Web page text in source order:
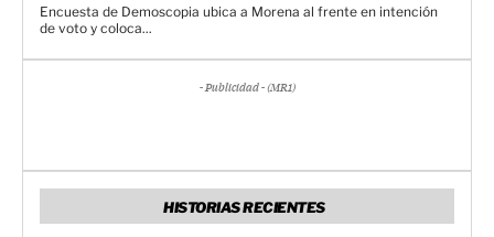
Encuesta de Demoscopia ubica a Morena al frente en intención
de voto y coloca...
- Publicidad - (MR1)
HISTORIAS RECIENTES